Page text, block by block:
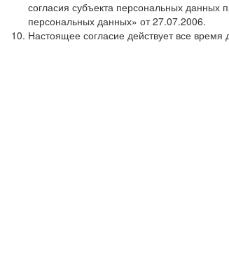
согласия субъекта персональных данных
персональных данных» от 27.07.2006.
Настоящее согласие действует все